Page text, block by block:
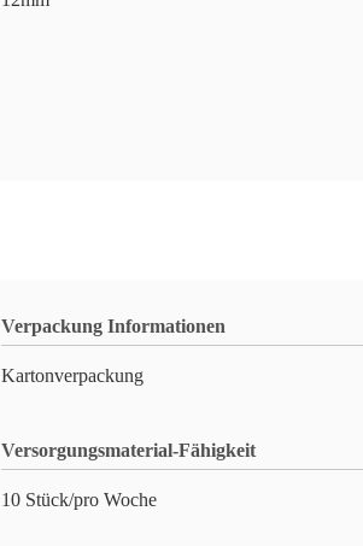
Verpackung Informationen
Kartonverpackung
Versorgungsmaterial-Fähigkeit
10 Stück/pro Woche